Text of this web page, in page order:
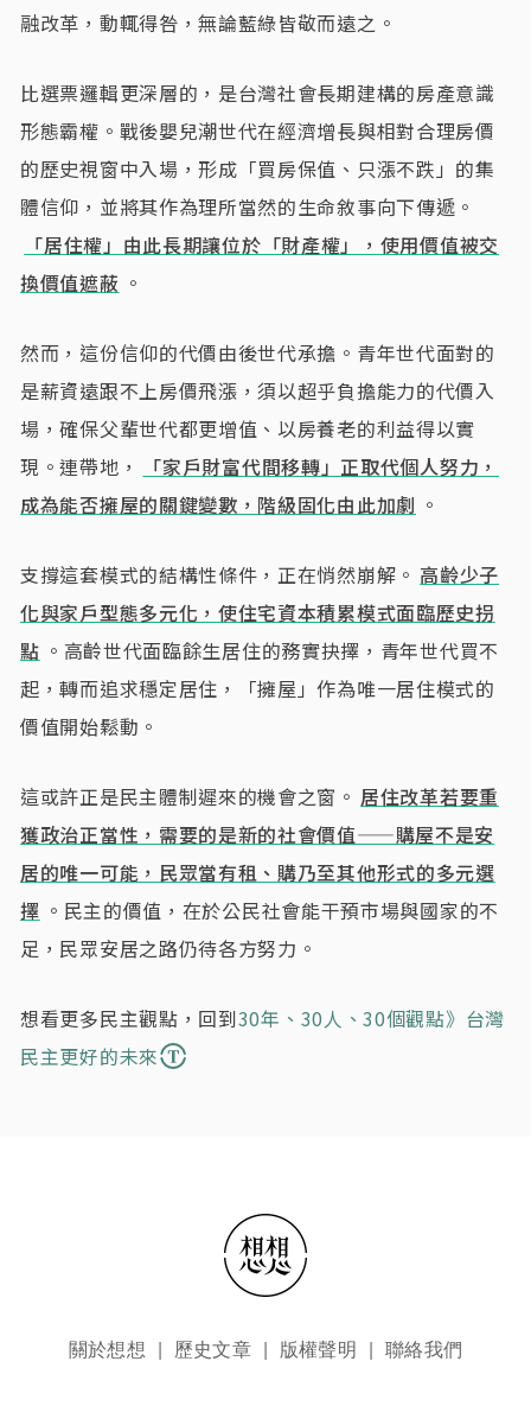
融改革，動輒得咎，無論藍綠皆敬而遠之。
比選票邏輯更深層的，是台灣社會長期建構的房產意識
形態霸權。戰後嬰兒潮世代在經濟增長與相對合理房價
的歷史視窗中入場，形成「買房保值、只漲不跌」的集
體信仰，並將其作為理所當然的生命敘事向下傳遞。
「居住權」由此長期讓位於「財產權」，使用價值被交
換價值遮蔽 。
然而，這份信仰的代價由後世代承擔。青年世代面對的
是薪資遠跟不上房價飛漲，須以超乎負擔能力的代價入
場，確保父輩世代都更增值、以房養老的利益得以實
現。連帶地，
「家戶財富代間移轉」正取代個人努力，
成為能否擁屋的關鍵變數，階級固化由此加劇 。
支撐這套模式的結構性條件，正在悄然崩解。 高齡少子
化與家戶型態多元化，使住宅資本積累模式面臨歷史拐
點 。高齡世代面臨餘生居住的務實抉擇，青年世代買不
起，轉而追求穩定居住，「擁屋」作為唯一居住模式的
價值開始鬆動。
這或許正是民主體制遲來的機會之窗。 居住改革若要重
獲政治正當性，需要的是新的社會價值——購屋不是安
居的唯一可能，民眾當有租、購乃至其他形式的多元選
擇 。民主的價值，在於公民社會能干預市場與國家的不
足，民眾安居之路仍待各方努力。
想看更多民主觀點，回到30年、30人、30個觀點》台灣
民主更好的未來
頁尾選單關於想想 歷史文章 版權聲明 聯絡我們